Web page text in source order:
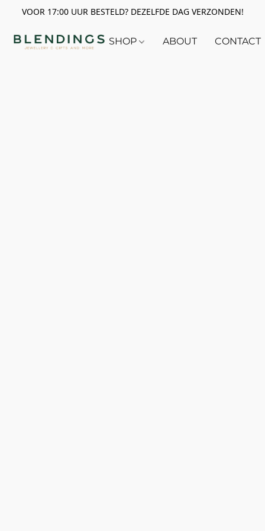
VOOR 17:00 UUR BESTELD? DEZELFDE DAG VERZONDEN!
SHOP ABOUT CONTACT